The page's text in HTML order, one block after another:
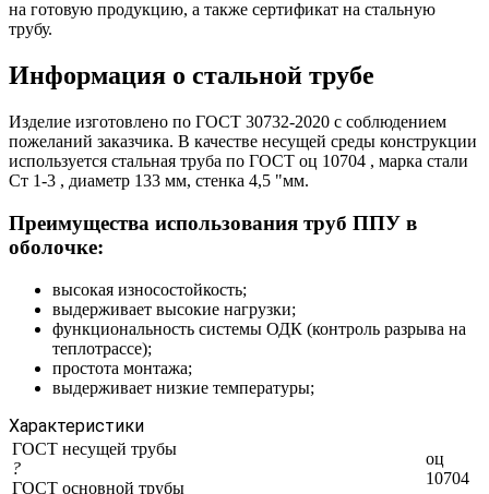
на готовую продукцию, а также сертификат на стальную
трубу.
Информация о стальной трубе
Изделие изготовлено по ГОСТ 30732-2020 с соблюдением
пожеланий заказчика. В качестве несущей среды конструкции
используется стальная труба по ГОСТ оц 10704 , марка стали
Ст 1-3 , диаметр 133 мм, стенка 4,5 "мм.
Преимущества использования труб ППУ в
оболочке:
высокая износостойкость;
выдерживает высокие нагрузки;
функциональность системы ОДК (контроль разрыва на
теплотрассе);
простота монтажа;
выдерживает низкие температуры;
Характеристики
ГОСТ несущей трубы
?
ГОСТ основной трубы
оц
10704